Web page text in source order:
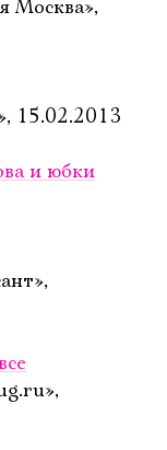
Москва»,
15.02.2013
и юбки